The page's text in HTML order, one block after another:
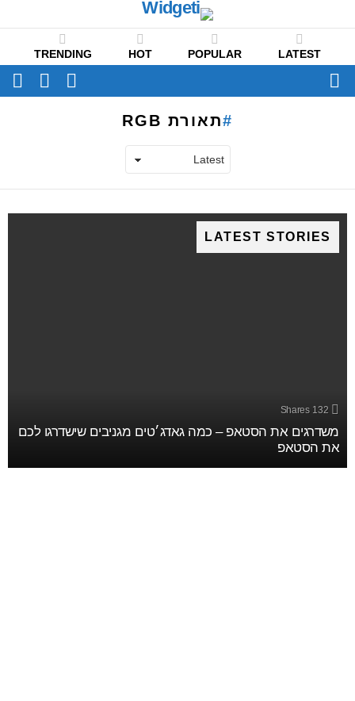
LATEST
POPULAR
HOT
TRENDING
Menu
SWITCH
SKIN
תאורת RGB
LATEST STORIES
132
Shares
משדרגים את הסטאפ – כמה גאדג׳טים מגניבים שישדרגו לכם
את הסטאפ